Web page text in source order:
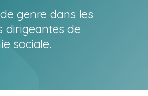
genre dans les
dirigeantes de
sociale.